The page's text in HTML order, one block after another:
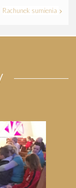
Rachunek sumienia